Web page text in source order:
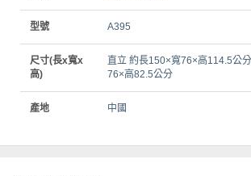
型號 A395
尺寸(長x寬x
高)
直立 約長150×寬76×高114.5公
76×高82.5公分
產地 中國